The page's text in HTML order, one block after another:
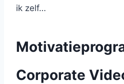
ik zelf…
Corporate